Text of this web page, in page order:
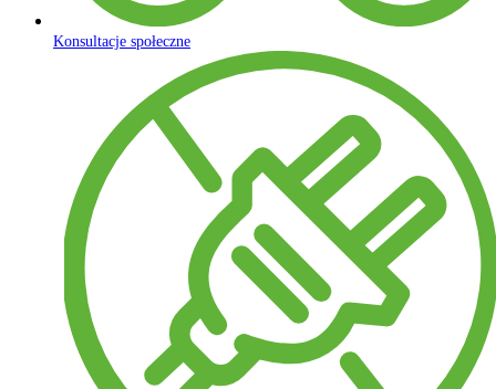
Konsultacje społeczne